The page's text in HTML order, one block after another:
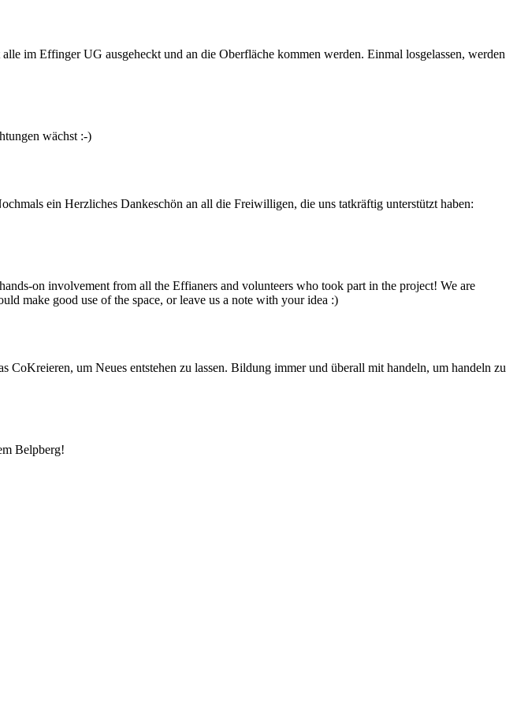
im Effinger UG ausgeheckt und an die Oberfläche kommen werden. Einmal losgelassen, werden
wächst :-)
ein Herzliches Dankeschön an all die Freiwilligen, die uns tatkräftig unterstützt haben:
on involvement from all the Effianers and volunteers who took part in the project! We are
make good use of the space, or leave us a note with your idea :)
um Neues entstehen zu lassen. Bildung immer und überall mit handeln, um handeln zu
Belpberg!